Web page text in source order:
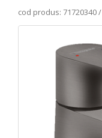
cod produs: 71720340 /